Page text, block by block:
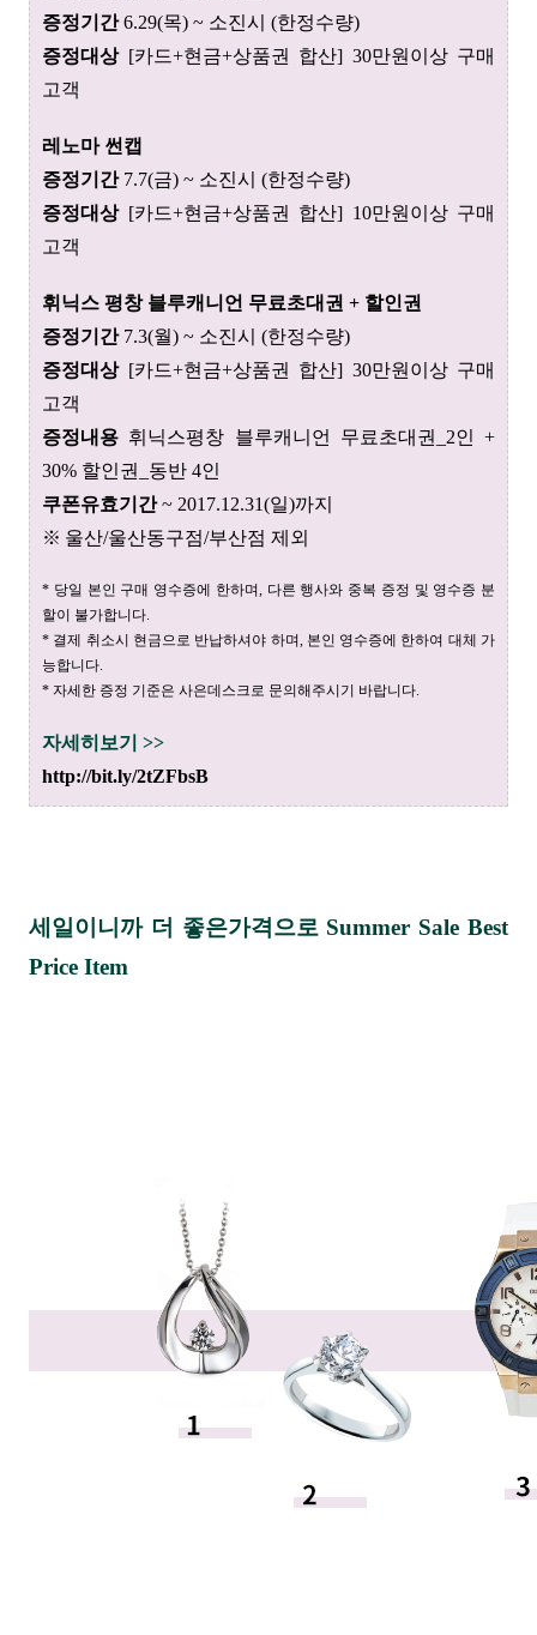
증정기간6.29(목) ~ 소진시 (한정수량)
증정대상[카드+현금+상품권 합산] 30만원이상 구매
고객
레노마 썬캡
증정기간7.7(금) ~ 소진시 (한정수량)
증정대상[카드+현금+상품권 합산] 10만원이상 구매
고객
휘닉스 평창 블루캐니언 무료초대권 + 할인권
증정기간7.3(월) ~ 소진시 (한정수량)
증정대상[카드+현금+상품권 합산] 30만원이상 구매
고객
증정내용 휘닉스평창 블루캐니언 무료초대권_2인 +
30% 할인권_동반 4인
쿠폰유효기간~ 2017.12.31(일)까지
※ 울산/울산동구점/부산점 제외
* 당일 본인 구매 영수증에 한하며, 다른 행사와 중복 증정 및 영수증 분
할이 불가합니다.
* 결제 취소시 현금으로 반납하셔야 하며, 본인 영수증에 한하여 대체 가
능합니다.
* 자세한 증정 기준은 사은데스크로 문의해주시기 바랍니다.
자세히보기 >>
http://bit.ly/2tZFbsB
세일이니까 더 좋은가격으로 Summer Sale Best
Price Item